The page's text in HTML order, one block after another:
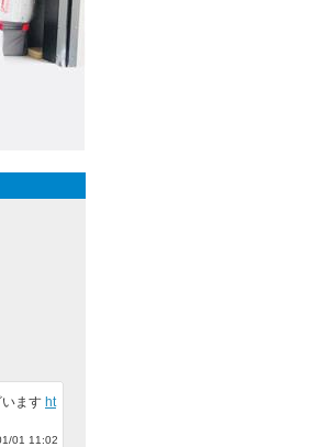
います ht
01 11:02